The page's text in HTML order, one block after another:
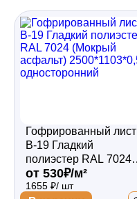
Гофрированный лист
В-19 Гладкий
полиэстер RAL 7024
(Мокрый асфальт)
2500*1103*0,5
от 530₽/м²
1655 ₽/ шт